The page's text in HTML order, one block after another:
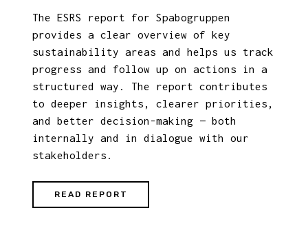
The ESRS report for Spabogruppen
provides a clear overview of key
sustainability areas and helps us track
progress and follow up on actions in a
structured way. The report contributes
to deeper insights, clearer priorities,
and better decision-making — both
internally and in dialogue with our
stakeholders.
READ REPORT